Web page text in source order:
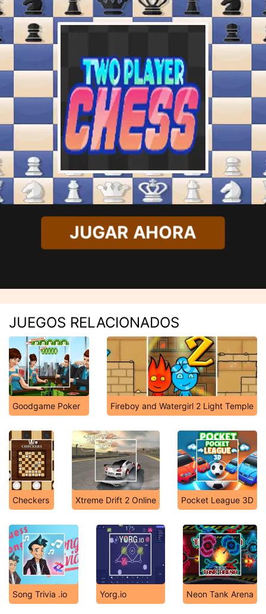
JUGAR AHORA
JUEGOS RELACIONADOS
Goodgame Poker Fireboy and Watergirl 2 Light Temple
Checkers Xtreme Drift 2 Online Pocket League 3D
Song Trivia .io Yorg.io Neon Tank Arena